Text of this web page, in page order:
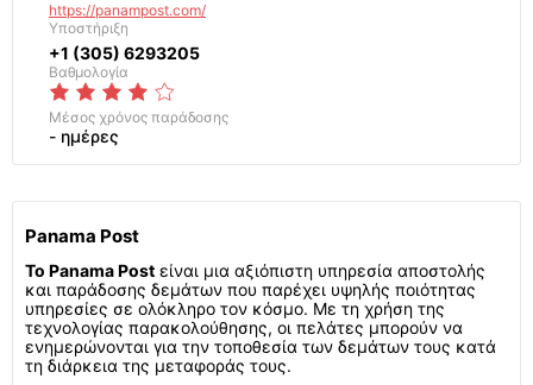
https://panampost.com/
Υποστήριξη
+1 (305) 6293205
Βαθμολογία
Μέσος χρόνος παράδοσης
- ημέρες
Panama Post
Το Panama Post είναι μια αξιόπιστη υπηρεσία αποστολής
και παράδοσης δεμάτων που παρέχει υψηλής ποιότητας
υπηρεσίες σε ολόκληρο τον κόσμο. Με τη χρήση της
τεχνολογίας παρακολούθησης, οι πελάτες μπορούν να
ενημερώνονται για την τοποθεσία των δεμάτων τους κατά
τη διάρκεια της μεταφοράς τους.